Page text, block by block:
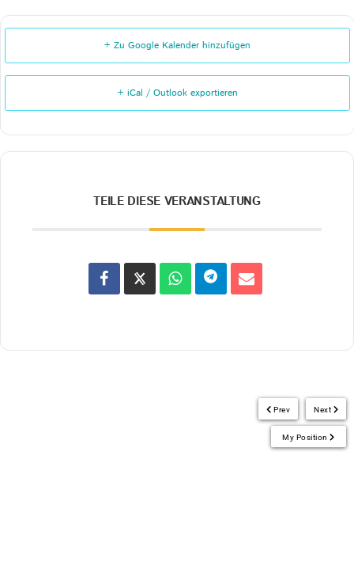
+ Zu Google Kalender hinzufügen
+ iCal / Outlook exportieren
TEILE DIESE VERANSTALTUNG
Next
Prev
My Position